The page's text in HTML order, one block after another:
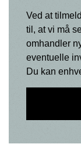
Ved at
til, at vi må
omhandler
eventuelle
Du kan